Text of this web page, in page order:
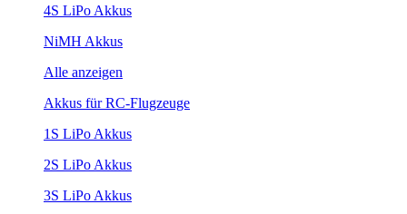
4S LiPo Akkus
NiMH Akkus
Alle anzeigen
Akkus für RC-Flugzeuge
1S LiPo Akkus
2S LiPo Akkus
3S LiPo Akkus